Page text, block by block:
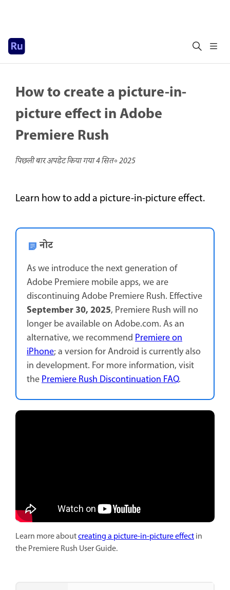
How to create a picture-in-
picture effect in Adobe
Premiere Rush
पिछली बार अपडेट किया गया4 सित॰ 2025
Learn how to add a picture-in-picture effect.
नोट
As we introduce the next generation of
Adobe Premiere mobile apps, we are
discontinuing Adobe Premiere Rush. Effective
September 30, 2025, Premiere Rush will no
longer be available on Adobe.com. As an
alternative, we recommendPremiere on
iPhone; a version for Android is currently also
in development. For more information, visit
thePremiere Rush Discontinuation FAQ.
Learn more aboutcreating a picture-in-picture effectin
the Premiere Rush User Guide.